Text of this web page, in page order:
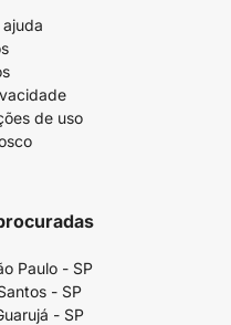
de uso
Paulo - SP
- SP
- SP